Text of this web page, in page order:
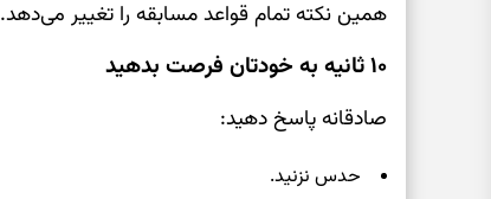
همین نکته تمام قواعد مسابقه را تغییر می‌دهد.
۱۰ ثانیه به خودتان فرصت بدهید
صادقانه پاسخ دهید:
حدس نزنید.